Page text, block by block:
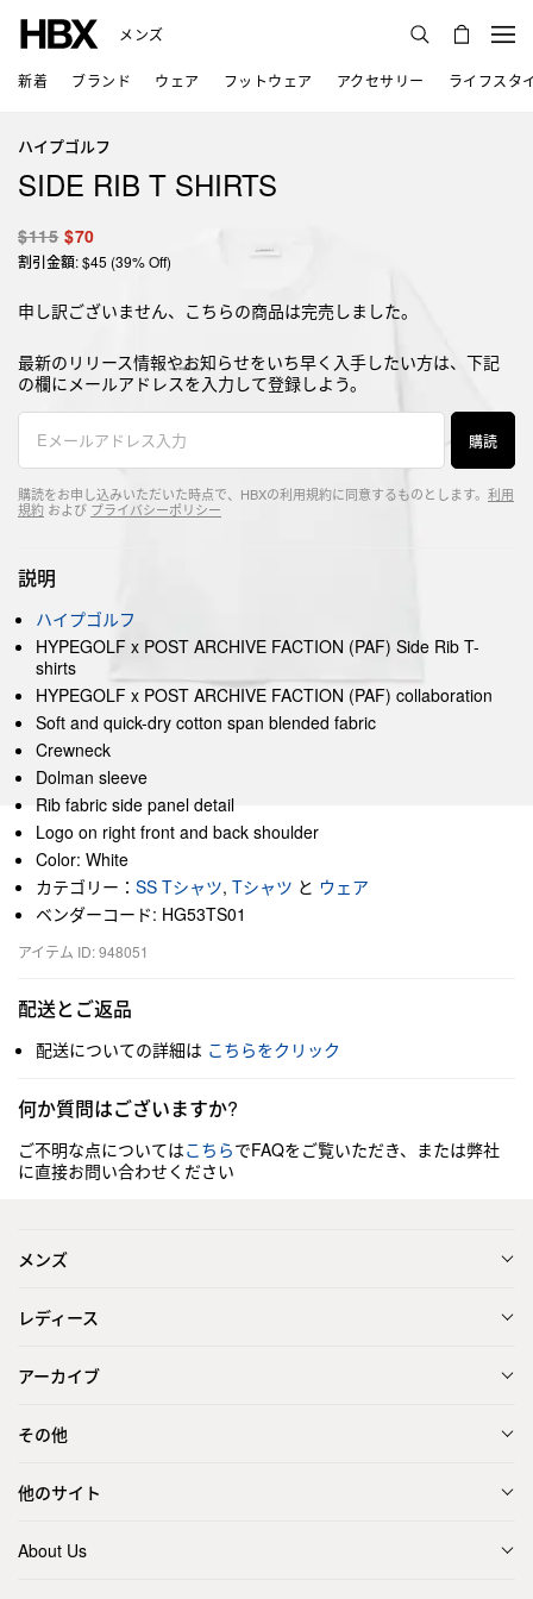
メンズ
新着 ブランド ウェア フットウェア アクセサリー ライフスタ
ハイプゴルフ
SIDE RIB T SHIRTS
$115 $70
割引金額: $45 (39% Off)
申し訳ございません、こちらの商品は完売しました。
最新のリリース情報やお知らせをいち早く入手したい方は、下記
の欄にメールアドレスを入力して登録しよう。
購読
購読をお申し込みいただいた時点で、HBXの利用規約に同意するものとします。 利用
規約 および プライバシーポリシー
説明
ハイプゴルフ
HYPEGOLF x POST ARCHIVE FACTION (PAF) Side Rib T-
shirts
HYPEGOLF x POST ARCHIVE FACTION (PAF) collaboration
Soft and quick-dry cotton span blended fabric
Crewneck
Dolman sleeve
Rib fabric side panel detail
Logo on right front and back shoulder
Color: White
カテゴリー： SS Tシャツ, Tシャツ と ウェア
ベンダーコード: HG53TS01
アイテム ID: 948051
配送とご返品
配送についての詳細は こちらをクリック
何か質問はございますか?
ご不明な点についてはこちらでFAQをご覧いただき、または弊社
に直接お問い合わせください
メンズ
レディース
アーカイブ
その他
他のサイト
About Us